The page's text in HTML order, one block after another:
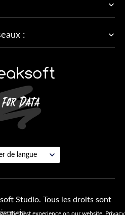
:
de langue
Studio. Tous les droits sont
the best experience on our website. Privacy